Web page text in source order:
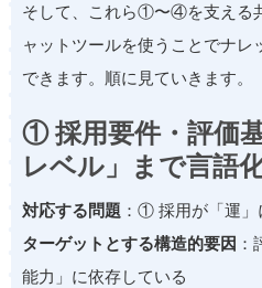
そして、これら①〜④を支える
ャットツールを使うことでナ
できます。順に見ていきます。
① 採用要件・評価
レベル」まで言語
対応する問題 ：① 採用が「運」
ターゲットとする構造的要因
能力」に依存している